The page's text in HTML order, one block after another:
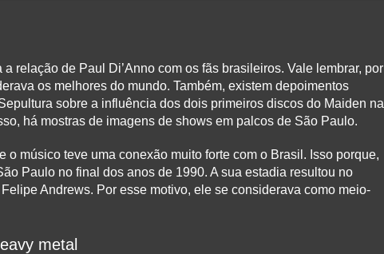
a relação de Paul Di’Anno com os fãs brasileiros. Vale lembrar, por
os melhores do mundo. Também, existem depoimentos
sobre a influência dos dois primeiros discos do Maiden na
há mostras de imagens de shows em palcos de São Paulo.
o músico teve uma conexão muito forte com o Brasil. Isso porque,
Paulo no final dos anos de 1990. A sua estadia resultou no
Andrews. Por esse motivo, ele se considerava como meio-
metal